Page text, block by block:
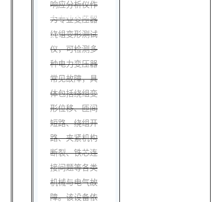
哪些常见故障类
型？
响应分析仪作
为专业变压器
绕组变形测试
仪，可检测多
种电力变压器
常见故障，具
体包括绕组变
形位移、匝间
短路、绕组开
路、夹紧机构
断裂、铁芯连
接问题等各类
机械与电气故
障。该设备依